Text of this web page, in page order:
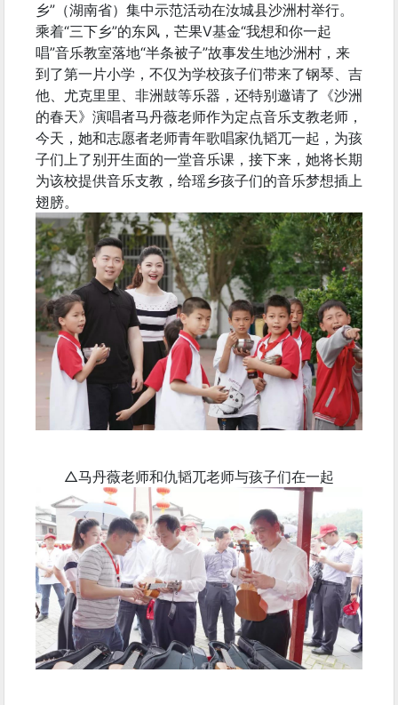
乡”（湖南省）集中示范活动在汝城县沙洲村举行。
乘着“三下乡”的东风，芒果V基金“我想和你一起
唱”音乐教室落地“半条被子”故事发生地沙洲村，来
到了第一片小学，不仅为学校孩子们带来了钢琴、吉
他、尤克里里、非洲鼓等乐器，还特别邀请了《沙洲
的春天》演唱者马丹薇老师作为定点音乐支教老师，
今天，她和志愿者老师青年歌唱家仇韬兀一起，为孩
子们上了别开生面的一堂音乐课，接下来，她将长期
为该校提供音乐支教，给瑶乡孩子们的音乐梦想插上
翅膀。
△马丹薇老师和仇韬兀老师与孩子们在一起